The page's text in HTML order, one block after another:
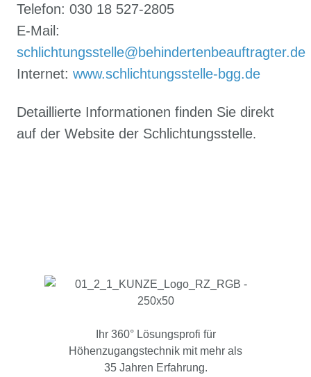
Telefon: 030 18 527-2805
E-Mail:
schlichtungsstelle@behindertenbeauftragter.de
Internet: www.schlichtungsstelle-bgg.de
Detaillierte Informationen finden Sie direkt
auf der Website der Schlichtungsstelle.
Ihr 360° Lösungsprofi für
Höhenzugangstechnik mit mehr als
35 Jahren Erfahrung.